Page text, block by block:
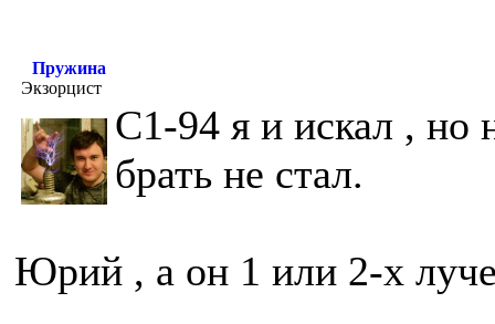
Пружина
Экзорцист
С1-94 я и искал , но
брать не стал.
Юрий , а он 1 или 2-х